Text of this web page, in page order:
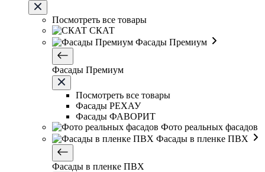
Посмотреть все товары
СКАТ
Фасады Премиум
Фасады Премиум
Посмотреть все товары
Фасады РЕХАУ
Фасады ФАВОРИТ
Фото реальных фасадов
Фасады в пленке ПВХ
Фасады в пленке ПВХ